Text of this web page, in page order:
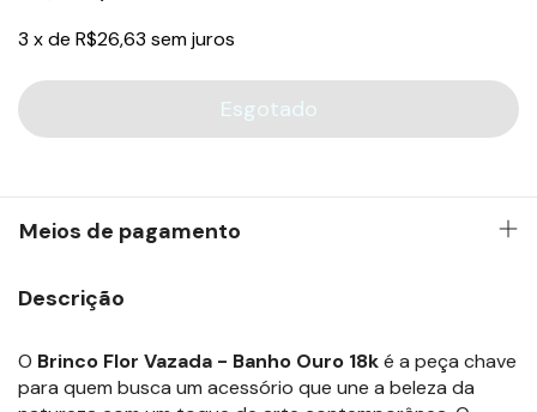
3 xde R$26,63 sem juros
Meios de pagamento
Descrição
O Brinco Flor Vazada - Banho Ouro 18ké a peça chave
para quem busca um acessório que une a beleza da